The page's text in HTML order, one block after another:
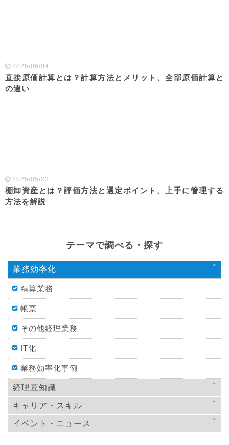
2025/06/04
直接原価計算とは？計算方法とメリット、全部原価計算と
の違い
2025/05/23
棚卸資産とは？評価方法と選定ポイント、上手に管理する
方法を解説
テーマで調べる・探す
業務効率化
精算業務
帳票
その他経理業務
IT化
業務効率化事例
経理豆知識
法律
税金
キャリア・スキル
スキルアップ
イベント・ニュース